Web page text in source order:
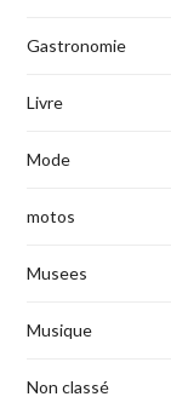
Gastronomie
Livre
Mode
motos
Musees
Musique
Non classé